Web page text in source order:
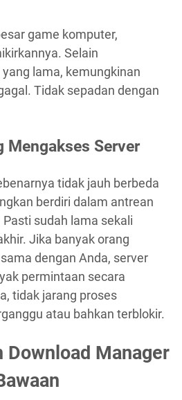
game komputer,
Selain
lama, kemungkinan
Tidak sepadan dengan
Server
tidak jauh berbeda
berdiri dalam antrean
sudah lama sekali
Jika banyak orang
dengan Anda, server
permintaan secara
tidak jarang proses
atau bahkan terblokir.
Download Manager